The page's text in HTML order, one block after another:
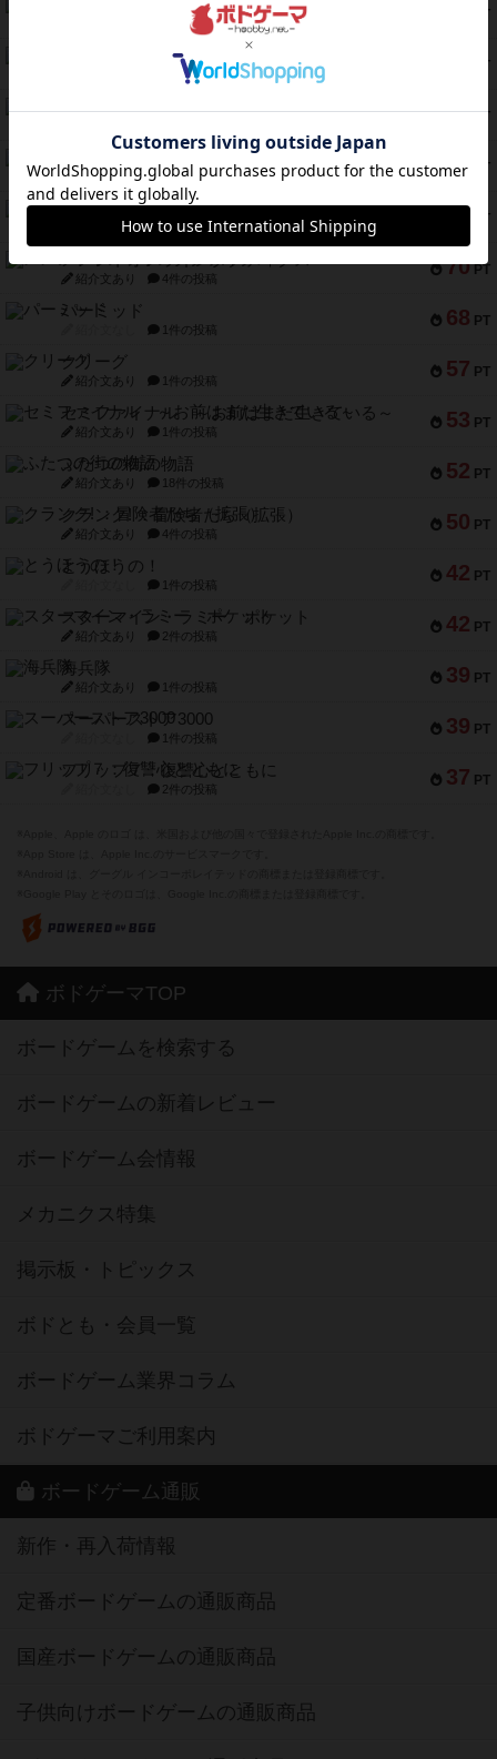
PT
トランスオリエント・エクスプレス
1件の投稿
PT
フラットアイアン
2件の投稿
118 PT
79 PT
紹介文あり 1件の投稿
72 PT
キャプテン・フリップ：イスラ・ボンバ
紹介文なし 2件の投稿
70 PT
紹介文あり 4件の投稿
68 PT
パーミッド
1件の投稿
57 PT
クリーグ
紹介文あり 1件の投稿
53 PT
セミファイナル ～お前はまだ生きている～
紹介文あり 1件の投稿
52 PT
ふたつの街の物語
紹介文あり 18件の投稿
50 PT
クランク! ：冒険者たち（拡張）
紹介文あり 4件の投稿
42 PT
とうほうの！
1件の投稿
42 PT
スターマイン・ラミー ポケット
紹介文あり 2件の投稿
39 PT
海兵隊
紹介文あり 1件の投稿
39 PT
スーパーストア3000
1件の投稿
37 PT
フリップ７：復讐心とともに
2件の投稿
ボドゲーマTOP
ボードゲームを検索する
ボードゲームの新着レビュー
ボードゲーム会情報
メカニクス特集
掲示板・トピックス
ボドとも・会員一覧
ボードゲーム業界コラム
ボドゲーマご利用案内
ボードゲーム通販
新作・再入荷情報
定番ボードゲームの通販商品
国産ボードゲームの通販商品
子供向けボードゲームの通販商品